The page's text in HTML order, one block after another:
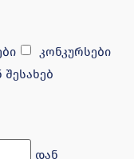
კონკურსები
შესახებ
დან